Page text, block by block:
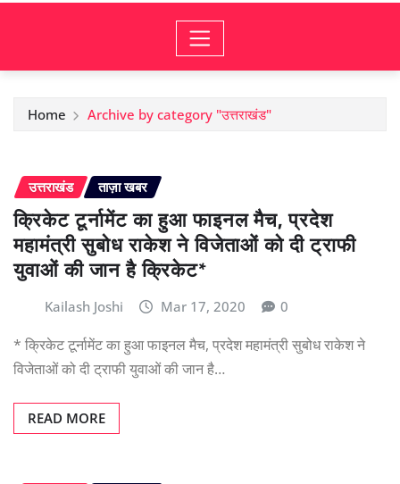
Home Archive by category "उत्तराखंड"
उत्तराखंड ताज़ा खबर
क्रिकेट टूर्नामेंट का हुआ फाइनल मैच, प्रदेश
महामंत्री सुबोध राकेश ने विजेताओं को दी ट्राफी
युवाओं की जान है क्रिकेट*
Kailash Joshi Mar 17, 2020 0
* क्रिकेट टूर्नामेंट का हुआ फाइनल मैच, प्रदेश महामंत्री सुबोध राकेश ने
विजेताओं को दी ट्राफी युवाओं की जान है…
READ MORE